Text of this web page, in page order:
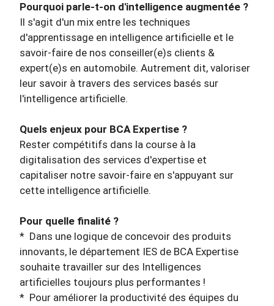
Pourquoi parle-t-on d'intelligence augmentée ?
Il s'agit d'un mix entre les techniques
d'apprentissage en intelligence artificielle et le
savoir-faire de nos conseiller(e)s clients &
expert(e)s en automobile. Autrement dit, valoriser
leur savoir à travers des services basés sur
l'intelligence artificielle.
Quels enjeux pour BCA Expertise ?
Rester compétitifs dans la course à la
digitalisation des services d'expertise et
capitaliser notre savoir-faire en s'appuyant sur
cette intelligence artificielle.
Pour quelle finalité ?
* Dans une logique de concevoir des produits
innovants, le département IES de BCA Expertise
souhaite travailler sur des Intelligences
artificielles toujours plus performantes !
* Pour améliorer la productivité des équipes du